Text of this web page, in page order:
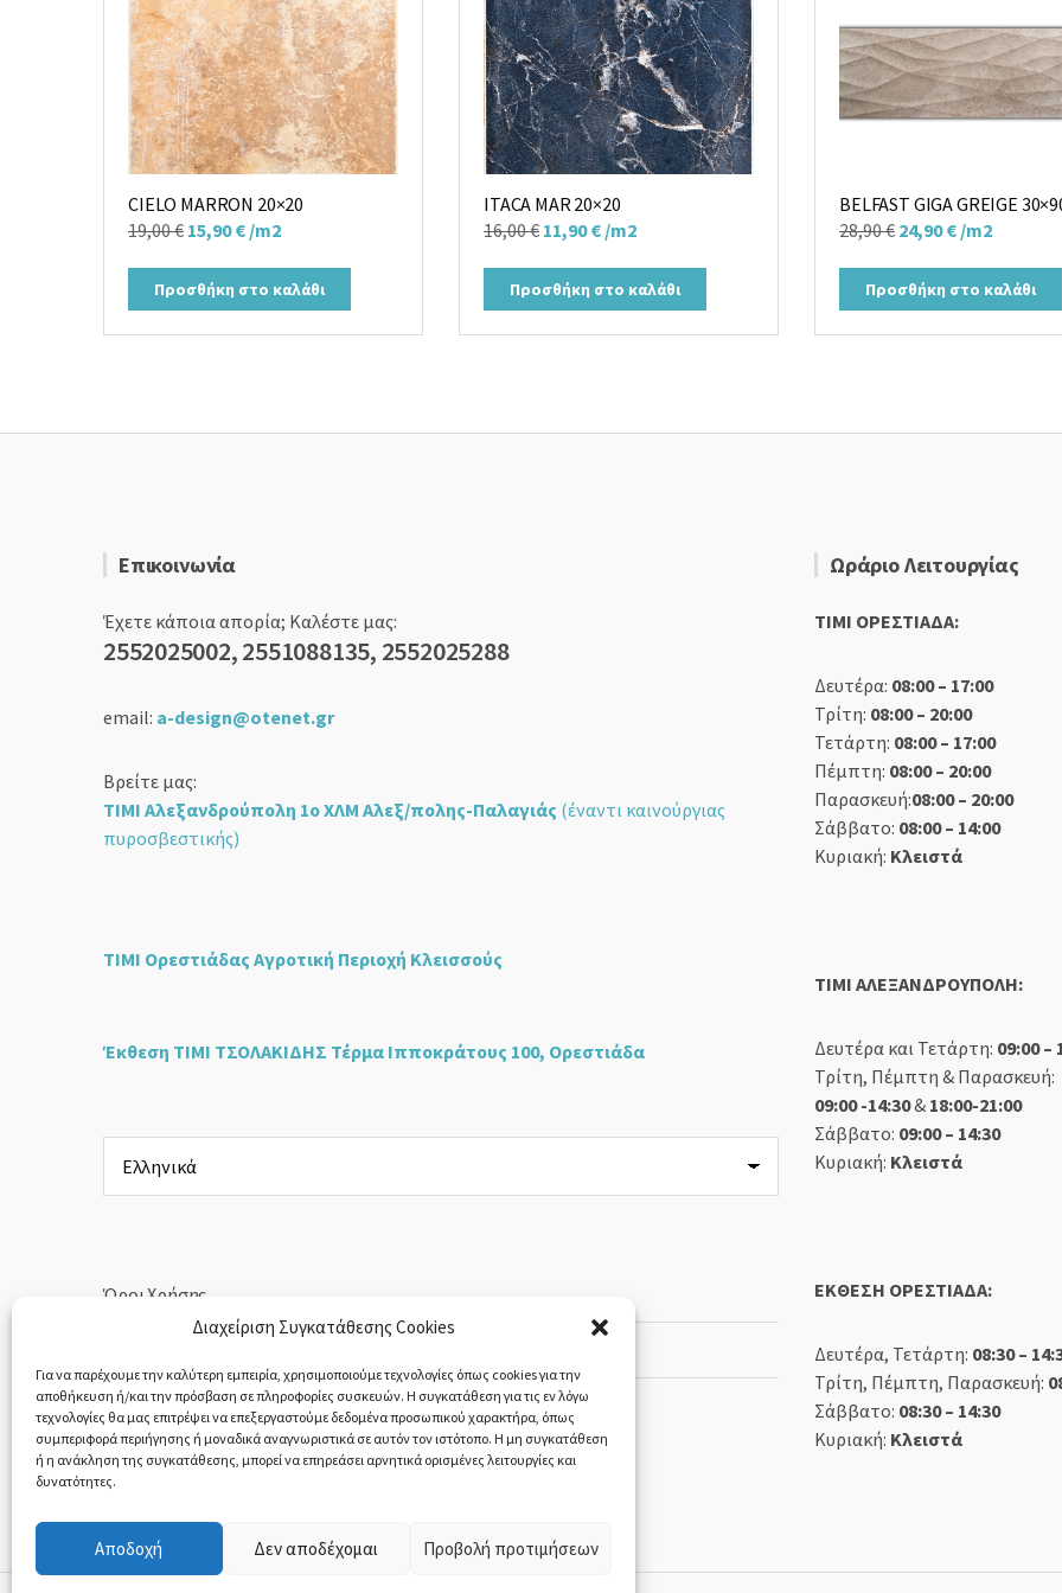
Διαχείριση Συγκατάθεσης Cookies
Για να παρέχουμε την καλύτερη εμπειρία, χρησιμοποιούμε τεχνολογίες όπως cookies για την
αποθήκευση ή/και την πρόσβαση σε πληροφορίες συσκευών. Η συγκατάθεση για τις εν λόγω
τεχνολογίες θα μας επιτρέψει να επεξεργαστούμε δεδομένα προσωπικού χαρακτήρα, όπως
συμπεριφορά περιήγησης ή μοναδικά αναγνωριστικά σε αυτόν τον ιστότοπο. Η μη συγκατάθεση
ή η ανάκληση της συγκατάθεσης, μπορεί να επηρεάσει αρνητικά ορισμένες λειτουργίες και
δυνατότητες.
Αποδοχή Δεν αποδέχομαι Προβολή προτιμήσεων
CIELO MARRON 20×20
19,00€ Original
was:
19,00 €.
15,90€Η
τιμή
είναι:
15,90 €.
/m2
Προσθήκη στο καλάθι
ITACA MAR 20×20
16,00€ Original
was:
16,00 €.
11,90€Η
τιμή
είναι:
11,90 €.
/m2
Προσθήκη στο καλάθι
BELFAST GIGA GREIGE
28,90€ Original
was:
28,90 €.
24,90€Η
τιμή
είναι:
24,90 €.
/m2
Προσθήκη στο καλάθι
Επικοινωνία
Έχετε κάποια απορία; Καλέστε μας:
2552025002, 2551088135, 2552025288
email: a-design@otenet.gr
Βρείτε μας:
ΤΙΜΙ Αλεξανδρούπολη 1ο ΧΛΜ Αλεξ/πολης-Παλαγιάς (έναντι καινούργιας
πυροσβεστικής)
ΤΙΜΙ Ορεστιάδας Αγροτική Περιοχή Κλεισσούς
Έκθεση ΤΙΜΙ ΤΣΟΛΑΚΙΔΗΣ Τέρμα Ιπποκράτους 100, Ορεστιάδα
μια
γλώσσα
Όροι Χρήσης
Υπαναχώρηση & Επιστροφές Προϊόντων
Ωράριο Λειτουργίας
TIMI ΟΡΕΣΤΙΑΔΑ:
Δευτέρα: 08:00 – 17:00
Τρίτη: 08:00 – 20:00
Τετάρτη: 08:00 – 17:00
Πέμπτη: 08:00 – 20:00
Παρασκευή:08:00 – 20:00
Σάββατο: 08:00 – 14:00
Κυριακή: Κλειστά
TIMI ΑΛΕΞΑΝΔΡΟΥΠΟΛΗ:
Δευτέρα και Τετάρτη: 09:00 –
Τρίτη, Πέμπτη & Παρασκευή:
09:00 -14:30& 18:00-21:00
Σάββατο: 09:00 – 14:30
Κυριακή: Κλειστά
ΕΚΘΕΣΗ ΟΡΕΣΤΙΑΔΑ:
Δευτέρα, Τετάρτη: 08:30 –
Τρίτη, Πέμπτη, Παρασκευή:
Σάββατο: 08:30 – 14:30
Κυριακή: Κλειστά